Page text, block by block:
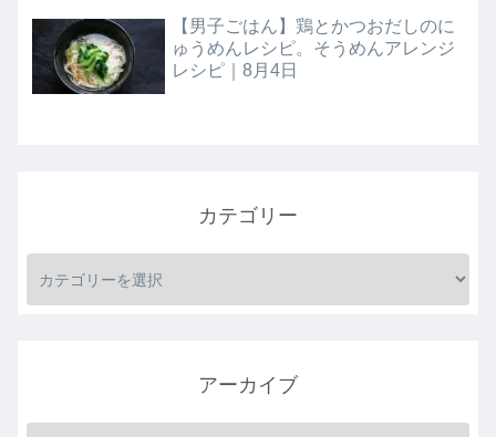
【男子ごはん】鶏とかつおだしのに
ゅうめんレシピ。そうめんアレンジ
レシピ｜8月4日
カテゴリー
アーカイブ